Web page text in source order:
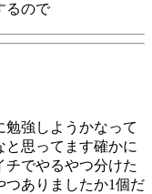
るので
強しようかなって
と思ってます確かに
チでやるやつ分けた
つありましたか1個だ